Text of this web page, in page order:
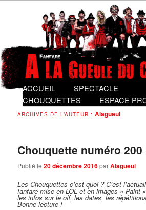
Fanfare A La Gueule
Fanfare gentiment punk
Menu
principalAller
au
contenu
principal
Aller
au
contenu
secondaire
ACCUEIL
SPECTACLE
CHOUQUETTES
ESPACE
ARCHIVES DE L’AUTEUR :Alagueul
Chouquette numéro 200
Publié le20 décembre 2016parAlagueul
Les Chouquettes c’est quoi ? C’est
fanfare mise en LOL et en images « Paint
les infos sur le off, les dates, les
Bonne lecture !